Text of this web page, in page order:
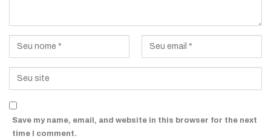
Save my name, email, and website in this browser for the next
time I comment.